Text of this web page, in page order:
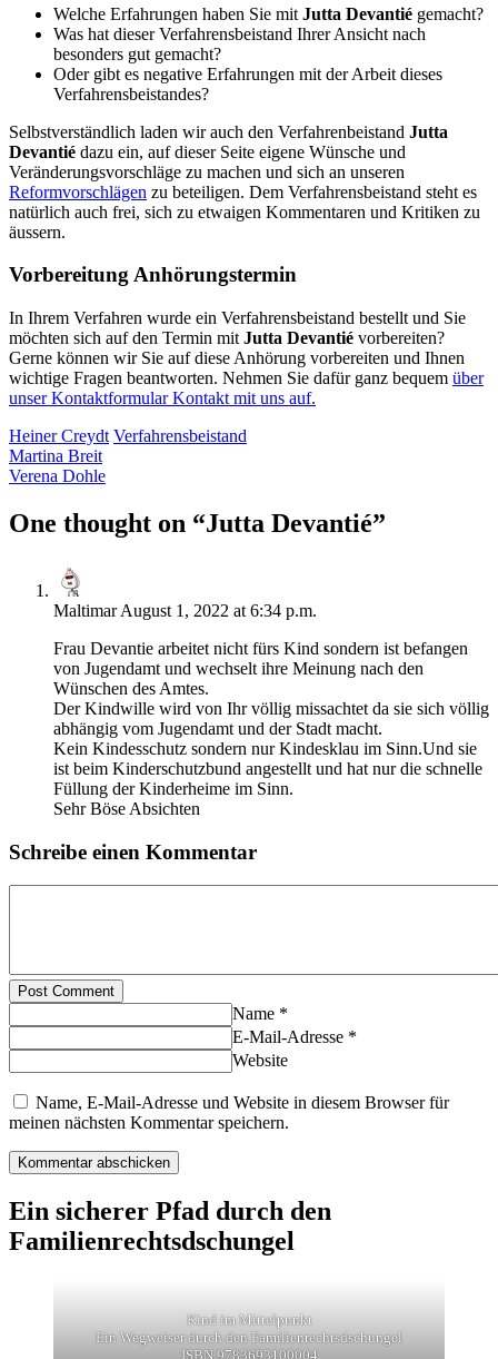
Welche Erfahrungen haben Sie mit Jutta Devantié gemacht?
Was hat dieser Verfahrensbeistand Ihrer Ansicht nach
besonders gut gemacht?
Oder gibt es negative Erfahrungen mit der Arbeit dieses
Verfahrensbeistandes?
Selbstverständlich laden wir auch den Verfahrenbeistand Jutta
Devantié dazu ein, auf dieser Seite eigene Wünsche und
Veränderungsvorschläge zu machen und sich an unseren
Reformvorschlägen zu beteiligen. Dem Verfahrensbeistand steht es
natürlich auch frei, sich zu etwaigen Kommentaren und Kritiken zu
äussern.
Vorbereitung Anhörungstermin
In Ihrem Verfahren wurde ein Verfahrensbeistand bestellt und Sie
möchten sich auf den Termin mit Jutta Devantié vorbereiten?
Gerne können wir Sie auf diese Anhörung vorbereiten und Ihnen
wichtige Fragen beantworten. Nehmen Sie dafür ganz bequem über
unser Kontaktformular Kontakt mit uns auf.
Heiner Creydt Verfahrensbeistand
Martina Breit
Verena Dohle
One thought on “Jutta Devantié”
Maltimar August 1, 2022 at 6:34 p.m.
Frau Devantie arbeitet nicht fürs Kind sondern ist befangen
von Jugendamt und wechselt ihre Meinung nach den
Wünschen des Amtes.
Der Kindwille wird von Ihr völlig missachtet da sie sich völlig
abhängig vom Jugendamt und der Stadt macht.
Kein Kindesschutz sondern nur Kindesklau im Sinn.Und sie
ist beim Kinderschutzbund angestellt und hat nur die schnelle
Füllung der Kinderheime im Sinn.
Sehr Böse Absichten
Schreibe einen Kommentar
Post Comment
Name *
E-Mail-Adresse *
Website
Name, E-Mail-Adresse und Website in diesem Browser für
meinen nächsten Kommentar speichern.
Ein sicherer Pfad durch den
Familienrechtsdschungel
Kind im Mittelpunkt
Ein Wegweiser durch den Familienrechtsdschungel
ISBN 9783693100004